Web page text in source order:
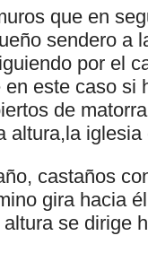
que en
sendero a
por el
este caso si
de
altura,la
castaños
gira hacia
se dirige